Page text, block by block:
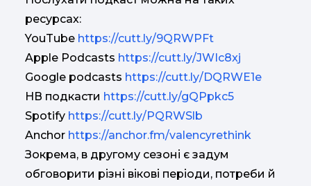
ресурсах:
YouTube https://cutt.ly/9QRWPFt
Apple Podcasts https://cutt.ly/JWIc8xj
Google podcasts https://cutt.ly/DQRWE1e
НВ подкасти https://cutt.ly/gQPpkc5
Spotify https://cutt.ly/PQRWSlb
Anchor https://anchor.fm/valencyrethink
Зокрема, в другому сезоні є задум
обговорити різні вікові періоди, потреби й